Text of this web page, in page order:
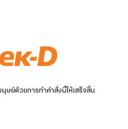
ษย์ด้วยการทำคำสั่งนี้ให้เสร็จสิ้น